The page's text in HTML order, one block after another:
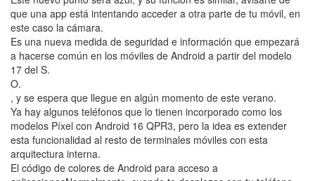
que una app está intentando acceder a otra parte de tu móvil, en
este caso la cámara.
Es una nueva medida de seguridad e información que empezará
a hacerse común en los móviles de Android a partir del modelo
17 del S.
O.
, y se espera que llegue en algún momento de este verano.
Ya hay algunos teléfonos que lo tienen incorporado como los
modelos Píxel con Android 16 QPR3, pero la idea es extender
esta funcionalidad al resto de terminales móviles con esta
arquitectura interna.
El código de colores de Android para acceso a